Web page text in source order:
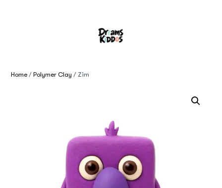
Home /Polymer Clay / Zim